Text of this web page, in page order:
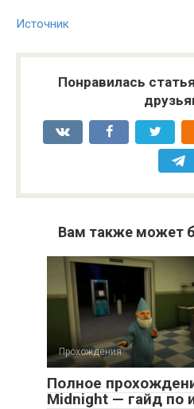
Источник
Понравилась
Вам также может
Прохождения
Полное
Midnight — гайд по